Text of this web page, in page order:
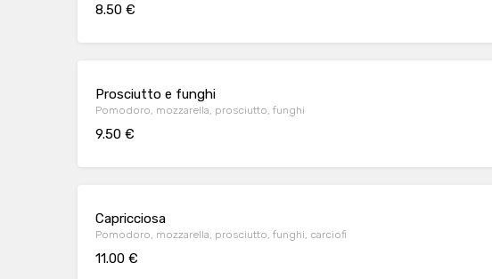
8.50 €
Prosciutto e funghi
Pomodoro, mozzarella, prosciutto, funghi
9.50 €
Capricciosa
Pomodoro, mozzarella, prosciutto, funghi, carciofi
11.00 €